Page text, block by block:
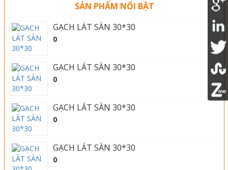
SẢN PHẨM NỔI BẬT
GẠCH LÁT SÀN 30*30
0
GẠCH LÁT SÀN 30*30
0
GẠCH LÁT SÀN 30*30
0
GẠCH LÁT SÀN 30*30
0